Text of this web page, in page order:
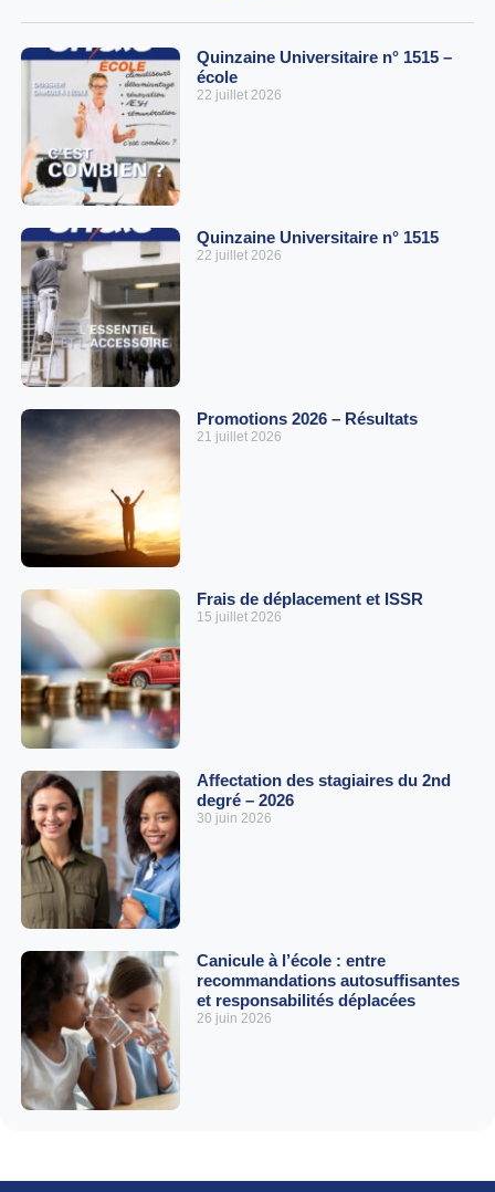
Quinzaine Universitaire n° 1515 –
école
22 juillet 2026
Quinzaine Universitaire n° 1515
22 juillet 2026
Promotions 2026 – Résultats
21 juillet 2026
Frais de déplacement et ISSR
15 juillet 2026
Affectation des stagiaires du 2nd
degré – 2026
30 juin 2026
Canicule à l’école : entre
recommandations autosuffisantes
et responsabilités déplacées
26 juin 2026